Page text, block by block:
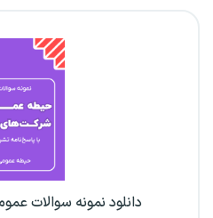
دانلود نمونه سوالات